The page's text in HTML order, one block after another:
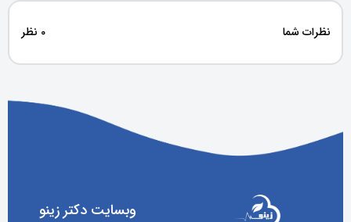
نظرات شما 0 نظر
وبسایت دکتر زینو